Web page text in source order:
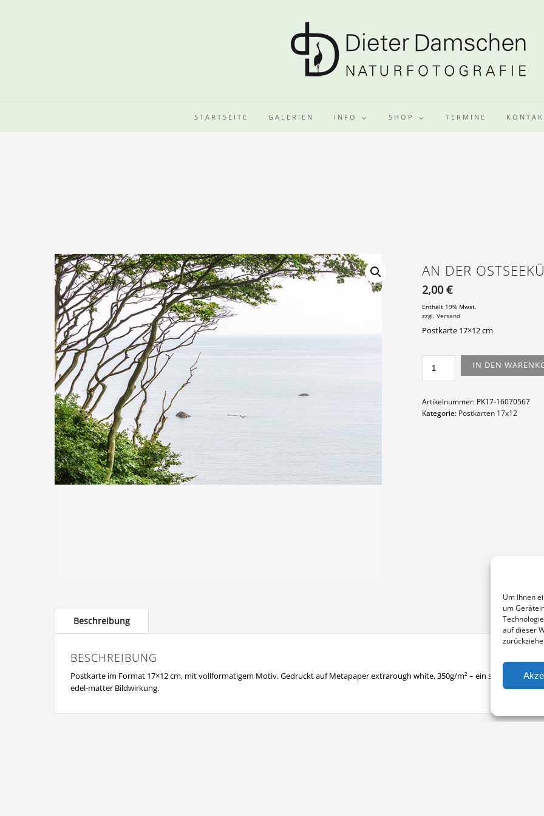
Um Ihnen
um
auf dieser
STARTSEITE GALERIEN INFO SHOP TERMINE
AN DER
2,00€
Enthält 19% Mwst.
zzgl.Versand
Postkarte 17×12 cm
DER
MENGE
IN DEN
Artikelnummer: PK17-16070567
Kategorie: Postkarten 17x12
BESCHREIBUNG
Postkarte im Format 17×12 cm, mit vollformatigem Motiv. Gedruckt auf Metapaper extrarough white, 350g/m² – ein sehr raues
edel-matter Bildwirkung.